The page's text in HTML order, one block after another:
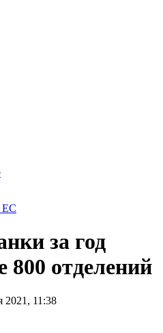
ЕС
за год
800 отделений
2021, 11:38